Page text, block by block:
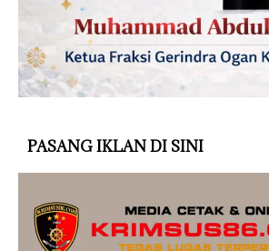
PASANG IKLAN DI SINI